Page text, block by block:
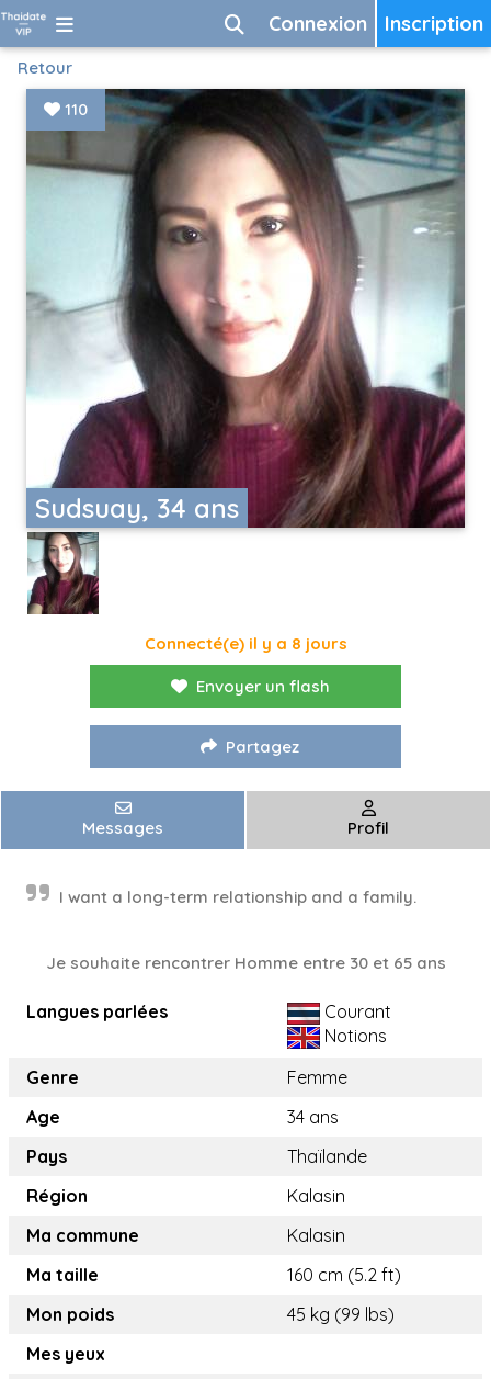
Inscription
Connexion
Retour
Sudsuay, 34 ans
110
Connecté(e) il y a 8 jours
Envoyer un flash
Partagez
Messages Profil
I want a long-term relationship and a family.
Je souhaite rencontrer Homme entre 30 et 65 ans
Langues parlées
Courant
Notions
Genre
Femme
Age
34 ans
Pays
Thaïlande
Région
Kalasin
Ma commune
Kalasin
Ma taille
160 cm (5.2 ft)
Mon poids
45 kg (99 lbs)
Mes yeux